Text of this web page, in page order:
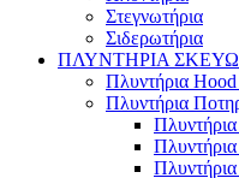
Στεγνωτήρια
Σιδερωτήρια
ΠΛΥΝΤΗΡΙΑ
Πλυντήρια
Πλυντήρια